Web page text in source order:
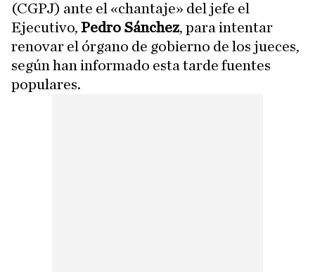
(CGPJ) ante el «chantaje» del jefe el
Ejecutivo, Pedro Sánchez, para intentar
renovar el órgano de gobierno de los jueces,
según han informado esta tarde fuentes
populares.